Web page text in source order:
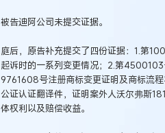
被告迪阿公司未提交证据。
庭后，原告补充提交了四份证据：1.第
起诉时的一系列变更情况；2.第
9761608号注册商标变更证明及商标流
公证认证翻译件，证明案外人沃尔弗斯
体权利以及赔偿收益。